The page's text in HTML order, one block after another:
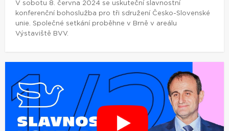
V sobotu 8. června 2024 se uskuteční slavnostní
konferenční bohoslužba pro tři sdružení Česko-Slovenské
unie. Společné setkání proběhne v Brně v areálu
Výstaviště BVV.